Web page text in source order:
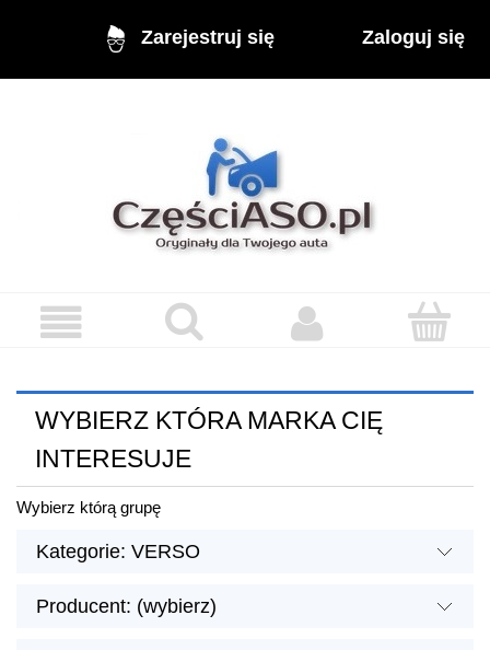
Zarejestruj się Zaloguj się
WYBIERZ KTÓRA MARKA CIĘ
INTERESUJE
Wybierz którą grupę
Kategorie: VERSO
Producent: (wybierz)